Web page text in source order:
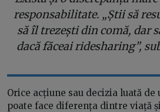
responsabilitate. „Știi să
să îl trezești din comă, dar
dacă făceai ridesharing”,
Orice acțiune sau decizia luată de
poate face diferența dintre viață